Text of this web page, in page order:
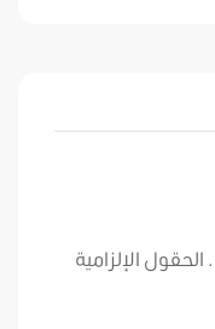
الحقول الإلزامية